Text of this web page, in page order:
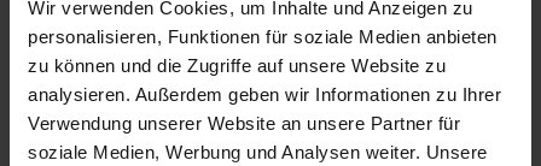
Wir verwenden Cookies, um Inhalte und Anzeigen zu
personalisieren, Funktionen für soziale Medien anbieten
zu können und die Zugriffe auf unsere Website zu
analysieren. Außerdem geben wir Informationen zu Ihrer
Verwendung unserer Website an unsere Partner für
soziale Medien, Werbung und Analysen weiter. Unsere
Am 6. Mai 2022 veranstaltete die Ernst von
Caemmerer-Stiftung in Kooperation mit dem
European Law Institute an der Universität Basel eine
Tagung zum Thema «Unternehmerische